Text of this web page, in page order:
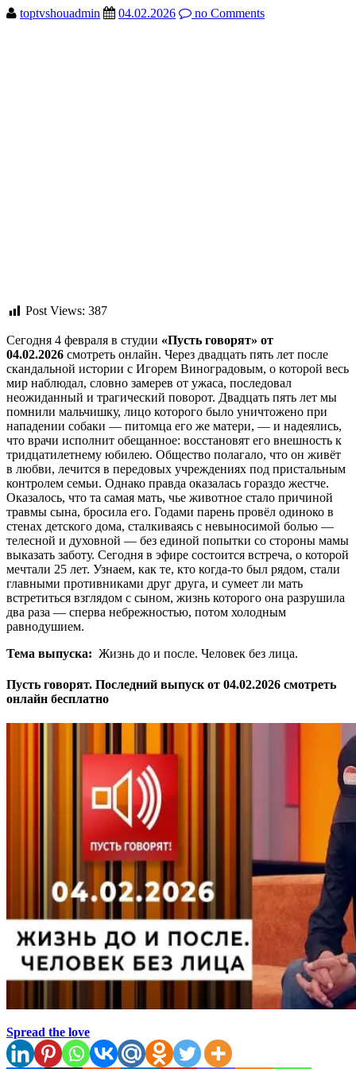
toptvshouadmin 04.02.2026 no Comments
Post Views: 387
Сегодня 4 февраля в студии «Пусть говорят» от
04.02.2026 смотреть онлайн. Через двадцать пять лет после
скандальной истории с Игорем Виноградовым, о которой весь
мир наблюдал, словно замерев от ужаса, последовал
неожиданный и трагический поворот. Двадцать пять лет мы
помнили мальчишку, лицо которого было уничтожено при
нападении собаки — питомца его же матери, — и надеялись,
что врачи исполнит обещанное: восстановят его внешность к
тридцатилетнему юбилею. Общество полагало, что он живёт
в любви, лечится в передовых учреждениях под пристальным
контролем семьи. Однако правда оказалась гораздо жестче.
Оказалось, что та самая мать, чье животное стало причиной
травмы сына, бросила его. Годами парень провёл одиноко в
стенах детского дома, сталкиваясь с невыносимой болью —
телесной и духовной — без единой попытки со стороны мамы
выказать заботу. Сегодня в эфире состоится встреча, о которой
мечтали 25 лет. Узнаем, как те, кто когда-то был рядом, стали
главными противниками друг друга, и сумеет ли мать
встретиться взглядом с сыном, жизнь которого она разрушила
два раза — сперва небрежностью, потом холодным
равнодушием.
Тема выпуска: Жизнь до и после. Человек без лица.
Пусть говорят. Последний выпуск от 04.02.2026 смотреть
онлайн бесплатно
Spread the love